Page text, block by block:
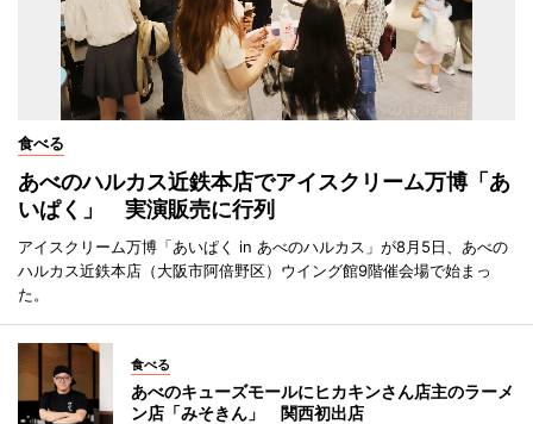
食べる
あべのハルカス近鉄本店でアイスクリーム万博「あ
いぱく」 実演販売に行列
アイスクリーム万博「あいぱく in あべのハルカス」が8月5日、あべの
ハルカス近鉄本店（大阪市阿倍野区）ウイング館9階催会場で始まっ
た。
食べる
あべのキューズモールにヒカキンさん店主のラーメ
ン店「みそきん」 関西初出店